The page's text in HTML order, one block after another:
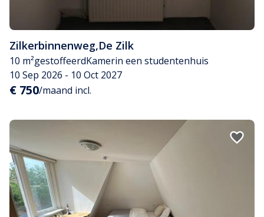
Zilkerbinnenweg,De Zilk
10 m²gestoffeerdKamerin een studentenhuis
10 Sep 2026 - 10 Oct 2027
€ 750/maand incl.